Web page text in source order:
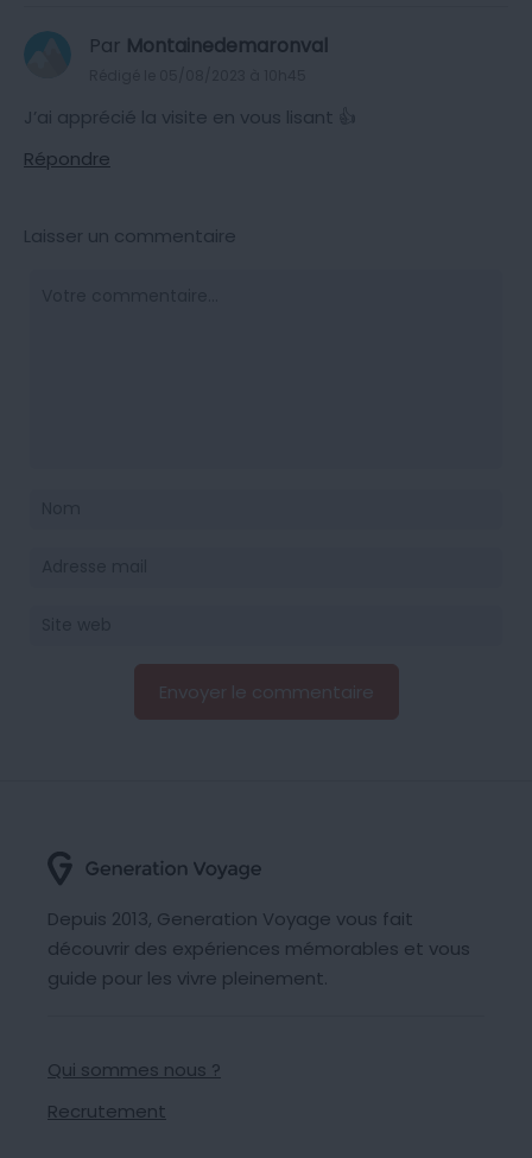
Par Montainedemaronval
J’ai apprécié la visite en vous lisant 👍
Répondre
Laisser un commentaire
Depuis 2013, Generation Voyage vous fait
découvrir des expériences mémorables et vous
guide pour les vivre pleinement.
Qui sommes nous ?
Recrutement